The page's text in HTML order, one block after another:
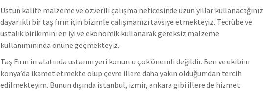
Üstün kalite malzeme ve özverili çalışma neticesinde uzun yıllar kullanacağınız
dayanıklı bir taş fırın için bizimle çalışmanızı tavsiye etmekteyiz. Tecrübe ve
ustalık birikimini en iyi ve ekonomik kullanarak gereksiz malzeme
kullanımınında önüne geçmekteyiz.
Taş Fırın imalatında ustanın yeri konumu çok önemli değildir. Ben ve ekibim
konya’da ikamet etmekte olup çevre illere daha yakın olduğumdan tercih
edilmekteyim. Bunun dışında istanbul, izmir, ankara gibi illere de hizmet